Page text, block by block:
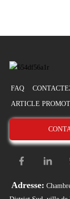
FAQ
ARTICLE
Adresse: